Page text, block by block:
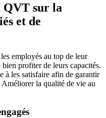
QVT sur la
et de
employés au top de leur
profiter de leurs capacités.
à les satisfaire afin de garantir
la qualité de vie au